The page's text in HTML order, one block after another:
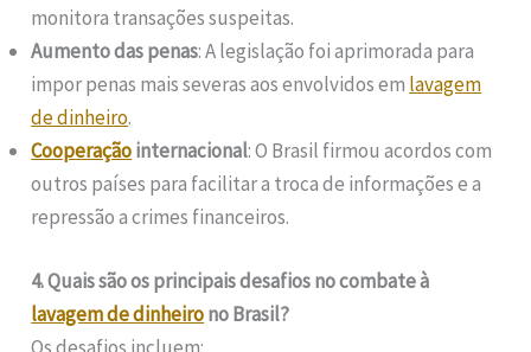
monitora transações suspeitas.
Aumento das penas: A legislação foi aprimorada para
impor penas mais severas aos envolvidos em lavagem
de dinheiro.
Cooperaçãointernacional: O Brasil firmou acordos com
outros países para facilitar a troca de informações e a
repressão a crimes financeiros.
4. Quais são os principais desafios no combate à
lavagem de dinheirono Brasil?